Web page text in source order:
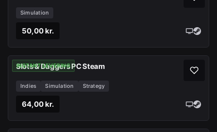
Simulation
50,00 kr.
INSTANT LEVERING
Slots & Daggers PC Steam
Indies Simulation Strategy
64,00 kr.